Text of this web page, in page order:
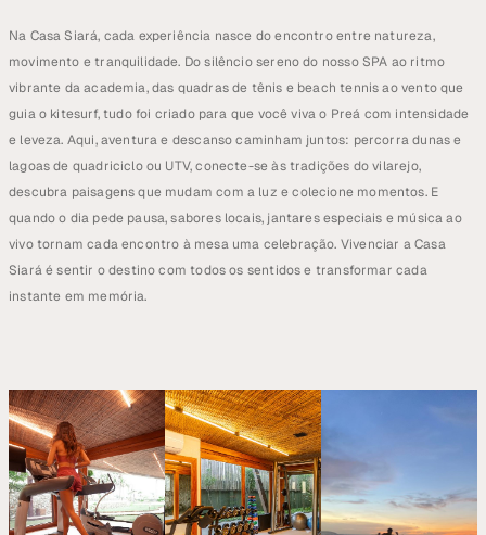
Na Casa Siará, cada experiência nasce do encontro entre natureza,
movimento e tranquilidade. Do silêncio sereno do nosso SPA ao ritmo
vibrante da academia, das quadras de tênis e beach tennis ao vento que
guia o kitesurf, tudo foi criado para que você viva o Preá com intensidade
e leveza. Aqui, aventura e descanso caminham juntos: percorra dunas e
lagoas de quadriciclo ou UTV, conecte-se às tradições do vilarejo,
descubra paisagens que mudam com a luz e colecione momentos. E
quando o dia pede pausa, sabores locais, jantares especiais e música ao
vivo tornam cada encontro à mesa uma celebração. Vivenciar a Casa
Siará é sentir o destino com todos os sentidos e transformar cada
instante em memória.